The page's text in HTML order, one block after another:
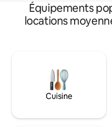
Équipements
locations
Cuisine